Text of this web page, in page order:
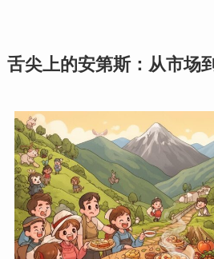
舌尖上的安第斯：从市场